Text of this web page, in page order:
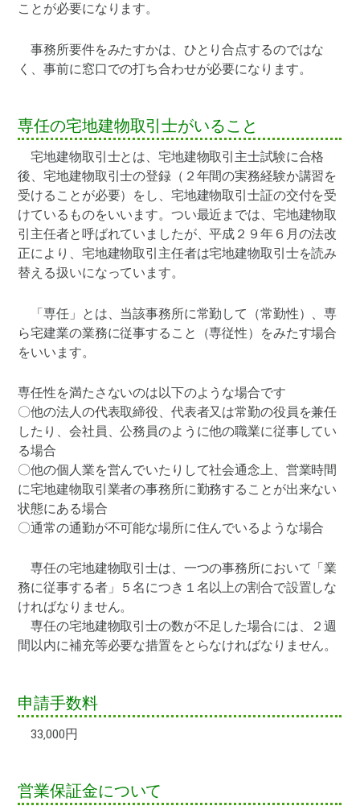
ことが必要になります。
事務所要件をみたすかは、ひとり合点するのではな
く、事前に窓口での打ち合わせが必要になります。
専任の宅地建物取引士がいること
宅地建物取引士とは、宅地建物取引主士試験に合格
後、宅地建物取引士の登録（２年間の実務経験か講習を
受けることが必要）をし、宅地建物取引士証の交付を受
けているものをいいます。つい最近までは、宅地建物取
引主任者と呼ばれていましたが、平成２９年６月の法改
正により、宅地建物取引主任者は宅地建物取引士を読み
替える扱いになっています。
「専任」とは、当該事務所に常勤して（常勤性）、専
ら宅建業の業務に従事すること（専従性）をみたす場合
をいいます。
専任性を満たさないのは以下のような場合です
〇他の法人の代表取締役、代表者又は常勤の役員を兼任
したり、会社員、公務員のように他の職業に従事してい
る場合
〇他の個人業を営んでいたりして社会通念上、営業時間
に宅地建物取引業者の事務所に勤務することが出来ない
状態にある場合
〇通常の通勤が不可能な場所に住んでいるような場合
専任の宅地建物取引士は、一つの事務所において「業
務に従事する者」５名につき１名以上の割合で設置しな
ければなりません。
専任の宅地建物取引士の数が不足した場合には、２週
間以内に補充等必要な措置をとらなければなりません。
申請手数料
33,000円
営業保証金について